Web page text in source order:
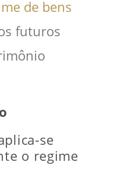
de bens
futuros
se
o regime